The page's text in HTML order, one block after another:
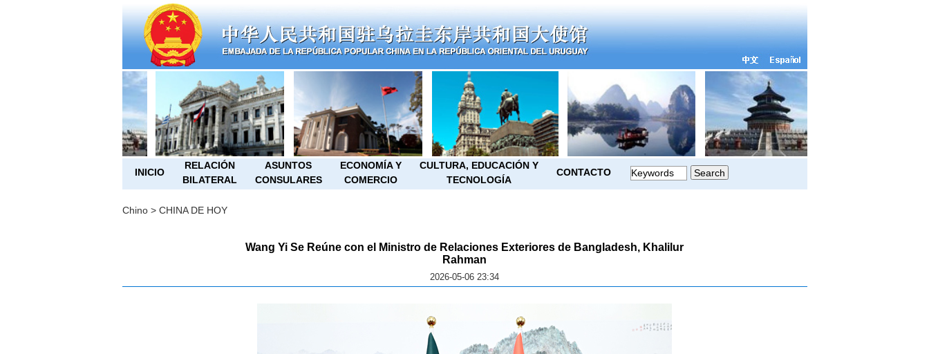
INICIO
RELACIÓN
BILATERAL
ASUNTOS
CONSULARES
ECONOMÍA Y
COMERCIO
CULTURA, EDUCACIÓN Y
TECNOLOGÍA
CONTACTO
Chino> CHINA DE HOY
Wang Yi Se Reúne con el Ministro de Relaciones Exteriores de Bangladesh, Khalilur
Rahman
2026-05-06 23:34